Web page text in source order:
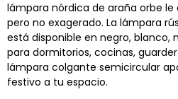
lámpara nórdica de araña orbe
pero no exagerado. La lámpara
está disponible en negro, blanco,
para dormitorios, cocinas,
lámpara colgante semicircular
festivo a tu espacio.